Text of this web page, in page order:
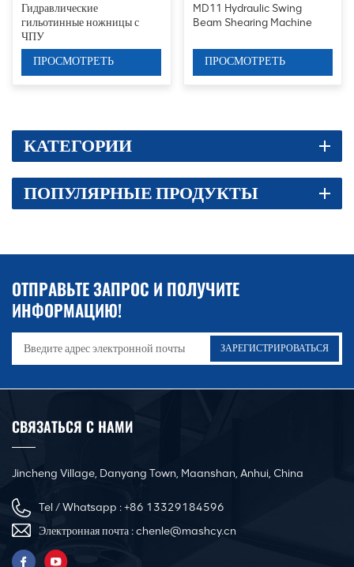
Гидравлические
гильотинные ножницы с
ЧПУ
ПРОСМОТРЕТЬ
MD11 Hydraulic Swing
Beam Shearing Machine
ПРОСМОТРЕТЬ
КАТЕГОРИИ
ПОПУЛЯРНЫЕ ПРОДУКТЫ
ОТПРАВЬТЕ ЗАПРОС И ПОЛУЧИТЕ
ИНФОРМАЦИЮ!
СВЯЗАТЬСЯ С НАМИ
Jincheng Village, Danyang Town, Maanshan, Anhui, China
Tel / Whatsapp :+86 13329184596
Электронная почта :chenle@mashcy.cn